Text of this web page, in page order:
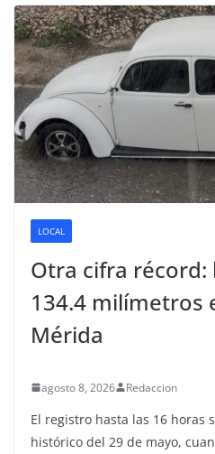
LOCAL
Otra cifra récord:
134.4 milímetros
Mérida
agosto 8, 2026 Redaccion
El registro hasta las 16 horas
histórico del 29 de mayo,